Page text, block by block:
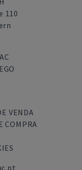
110
VENDA
COMPRA